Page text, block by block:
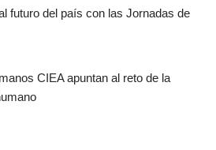
futuro del país con las Jornadas de
CIEA apuntan al reto de la